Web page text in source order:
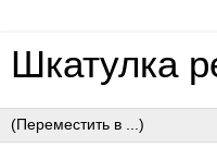
Шкатулка